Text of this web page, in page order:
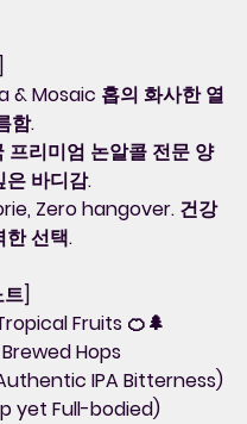
Mosaic 홉의 화사한 열
함.
리미엄 논알콜 전문 양
바디감.
Zero hangover. 건강
한 선택.
]
Fruits 🍊🌲
Hops
IPA Bitterness)
yet Full-bodied)